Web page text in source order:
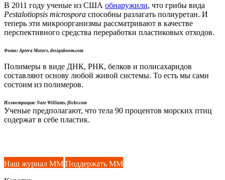
В 2011 году ученые из США обнаружили, что грибы вида
Pestalotiopsis microspora способны разлагать полиуретан. И
теперь эти микроорганизмы рассматривают в качестве
перспективного средства переработки пластиковых отходов.
Фото: Aptera Motors, designboom.com
Полимеры в виде ДНК, РНК, белков и полисахаридов
составляют основу любой живой системы. То есть мы сами
состоим из полимеров.
Иллюстрация: Nate Williams, flickr.com
Ученые предполагают, что тела 90 процентов морских птиц
содержат в себе пластик.
Наш журнал ММ Поддержать ММ